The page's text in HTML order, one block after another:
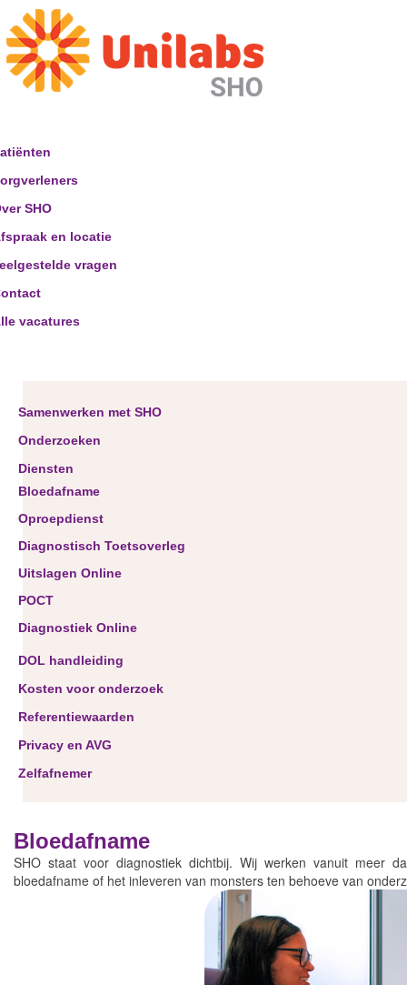
SHO
en locatie
vragen
vacatures
Samenwerken met SHO
Onderzoeken
Diensten
Bloedafname
Oproepdienst
Diagnostisch Toetsoverleg
Uitslagen Online
POCT
Diagnostiek Online
DOL handleiding
Kosten voor onderzoek
Referentiewaarden
Privacy en AVG
Zelfafnemer
Bloedafname
SHO staat voor diagnostiek dichtbij. Wij werken vanuit meer
bloedafname of het inleveren van monsters ten behoeve van